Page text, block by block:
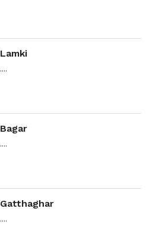
Lamki
....
Bagar
....
Gatthaghar
....